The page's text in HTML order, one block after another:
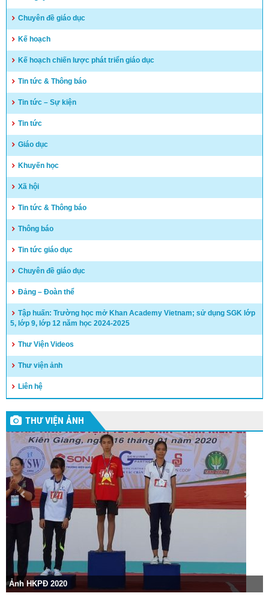
Kết quả kỳ tuyển dụng viên chức năm 2024 – huyện Vĩnh
Thuận
Chuyên đề giáo dục
Kế hoạch
Kế hoạch chiến lược phát triển giáo dục
Tin tức & Thông báo
Tin tức – Sự kiện
Tin tức
Giáo dục
Khuyến học
Xã hội
Tin tức & Thông báo
Thông báo
Tin tức giáo dục
Chuyên đề giáo dục
Đảng – Đoàn thể
Tập huấn: Trường học mở Khan Academy Vietnam; sử dụng SGK lớp
5, lớp 9, lớp 12 năm học 2024-2025
Thư Viện Videos
Thư viện ảnh
Liên hệ
THƯ VIỆN ẢNH
Hội khỏe Phù Đổng